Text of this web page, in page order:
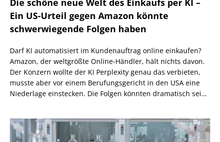
Ein US-Urteil gegen Amazon könnte
schwerwiegende Folgen haben
Darf KI automatisiert im Kundenauftrag online einkaufen?
Amazon, der weltgrößte Online-Händler, hält nichts davon.
Der Konzern wollte der KI Perplexity genau das verbieten,
musste aber vor einem Berufungsgericht in den USA eine
Niederlage einstecken. Die Folgen könnten dramatisch sein,